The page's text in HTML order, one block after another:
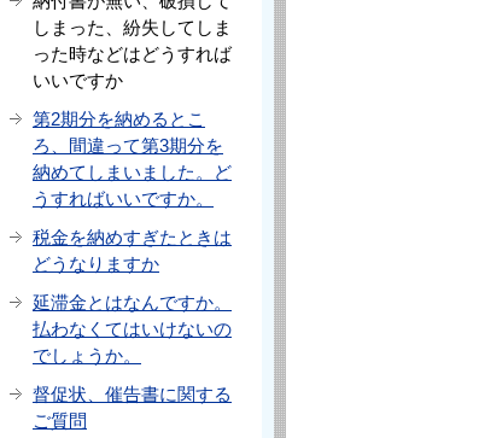
しまった、紛失してしま
った時などはどうすれば
いいですか
第2期分を納めるとこ
ろ、間違って第3期分を
納めてしまいました。ど
うすればいいですか。
税金を納めすぎたときは
どうなりますか
延滞金とはなんですか。
払わなくてはいけないの
でしょうか。
督促状、催告書に関する
ご質問